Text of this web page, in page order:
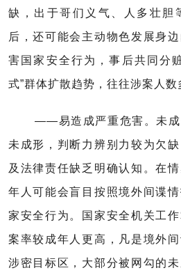
缺，出于哥们义气、人多壮胆
后，还可能会主动物色发展身
害国家安全行为，事后共同分
式”群体扩散趋势，往往涉案人数
——易造成严重危害。未成
未成形，判断力辨别力较为欠
及法律责任缺乏明确认知。在
年人可能会盲目按照境外间谍
家安全行为。国家安全机关工
案率较成年人更高，凡是境外
涉密目标区，大部分被网勾的